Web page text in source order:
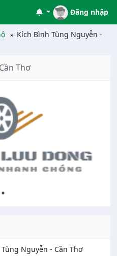
Đăng nhập
Kích Bình Tùng Nguyễn -
Thơ
Nguyễn - Cần Thơ